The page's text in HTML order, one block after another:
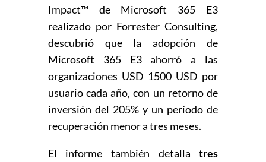
Impact™ de Microsoft 365 E3
realizado por Forrester Consulting,
descubrió que la adopción de
Microsoft 365 E3 ahorró a las
organizaciones USD 1500 USD por
usuario cada año, con un retorno de
inversión del 205% y un período de
recuperación menor a tres meses.
El informe también detalla
tres